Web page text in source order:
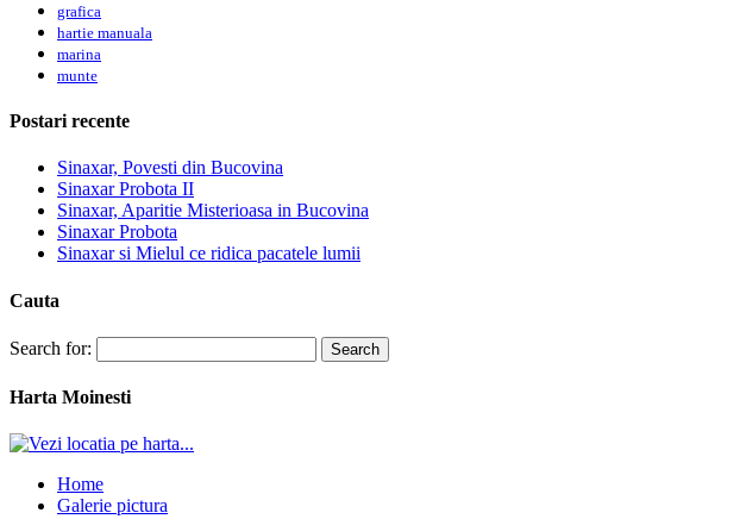
grafica
hartie manuala
marina
munte
Postari recente
Sinaxar, Povesti din Bucovina
Sinaxar Probota II
Sinaxar, Aparitie Misterioasa in Bucovina
Sinaxar Probota
Sinaxar si Mielul ce ridica pacatele lumii
Cauta
Search for:
Harta Moinesti
Home
Galerie pictura